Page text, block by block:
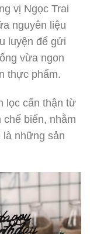
vị Ngọc Trai
nguyên liệu
luyện để gửi
vừa ngon
thực phẩm.
lọc cẩn thận từ
chế biến, nhằm
là những sản